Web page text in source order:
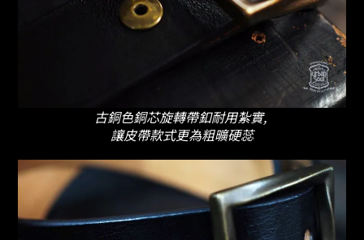
古銅色銅芯旋轉帶釦耐用紮實,
讓皮帶款式更為粗曠硬蕊